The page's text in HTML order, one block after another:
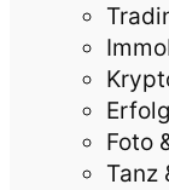
Erfolg
Foto
Tanz